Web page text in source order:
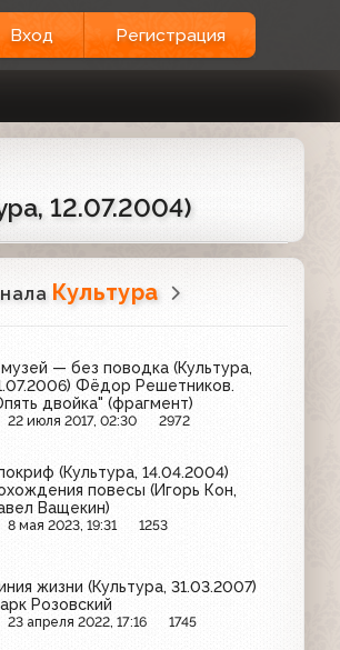
Вход Регистрация
12.07.2004)
Культура
— без поводка (Культура,
Фёдор Решетников.
двойка" (фрагмент)
22 июля 2017, 02:30 2972
(Культура, 14.04.2004)
повесы (Игорь Кон,
Ващекин)
8 мая 2023, 19:31 1253
жизни (Культура, 31.03.2007)
Розовский
23 апреля 2022, 17:16 1745